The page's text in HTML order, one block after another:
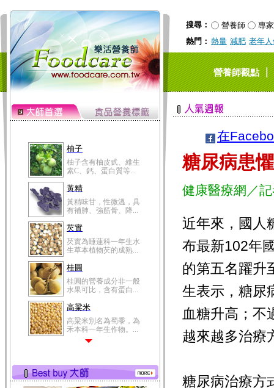
搜尋： 營養師
專家
熱門： 熱量 減肥 老年
營養師觀點｜
柚子
柚子含有柚皮甙、維生
素C、鈣、蛋白質等...
黃精
黃精味甘，性微溫，具
有補肺、強筋骨、降...
芡實
芡實為睡蓮科一年生水
生草本植物芡的成熟...
桂圓
桂圓的營養成分非一般
水果可比，含有蛋白...
高粱米
高粱米別名為蜀黍，為
禾本科一年生作物。...
有蛋白質、脂肪、磷...
在
糖尿病患
健康醫療網／
近年來，國人
布最新102年
的第五名躍升
生表示，糖尿
血糖升高；不
越來越多治療
糖尿病治療方